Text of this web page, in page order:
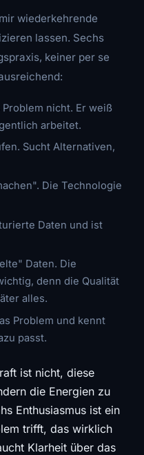
wiederkehrende
lassen. Sechs
keiner per se
Problem nicht. Er weiß
arbeitet.
Sucht Alternativen,
Die Technologie
Daten und ist
Daten. Die
denn die Qualität
alles.
Problem und kennt
passt.
ist nicht, diese
die Energien zu
Enthusiasmus ist ein
trifft, das wirklich
Klarheit über das